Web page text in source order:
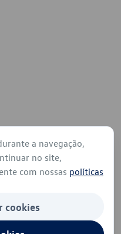
a navegação,
no site,
com nossas políticas
cookies